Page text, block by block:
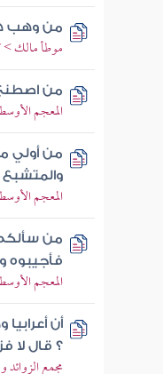
من وهب
موطأ مالك >
من اصطنع
المعجم
من أولي
والمتشبع
المعجم
من
فأجيبوه
المعجم
أن
؟ قال لا
مجمع الزوائد